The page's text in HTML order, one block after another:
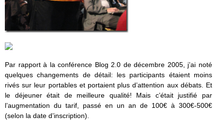
Par rapport à la conférence Blog 2.0 de décembre 2005, j’ai noté
quelques changements de détail: les participants étaient moins
rivés sur leur portables et portaient plus d’attention aux débats. Et
le déjeuner était de meilleure qualité! Mais c’était justifié par
l’augmentation du tarif, passé en un an de 100€ à 300€-500€
(selon la date d’inscription).